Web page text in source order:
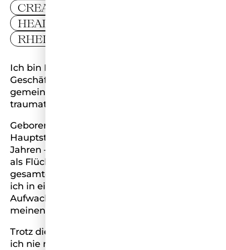
CREATIVITY
HEALTH & SPORTS
RHEINLAND-PFALZ
Ich bin Diana, 31 Jahre alt, Mitgründerin und
Geschäftsführerin von einem
gemeinnützigen Unternehmen für
traumatisierte Personen.
Geboren bin ich in der ugandischen
Hauptstadt Kampala. Ich kam im Alter von 3
Jahren – kurz nach dem Tod meiner Eltern –
als Flüchtlingskind nach Deutschland. Meine
gesamte Kindheit und Jugend verbrachte
ich in einem Kinderheim in Berlin. Das
Aufwachsen unter Traumatisierten prägte
meinen weiteren Lebensweg entscheidend.
Trotz dieser schweren Bedingungen habe
ich nie meinen Esprit und mein positives